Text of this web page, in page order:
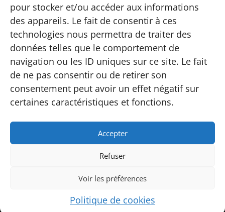
pour stocker et/ou accéder aux informations
des appareils. Le fait de consentir à ces
technologies nous permettra de traiter des
données telles que le comportement de
navigation ou les ID uniques sur ce site. Le fait
de ne pas consentir ou de retirer son
consentement peut avoir un effet négatif sur
certaines caractéristiques et fonctions.
Accepter
Refuser
Voir les préférences
Politique de cookies
Contact
Carte
FAQ
Instagram
Conditions
Conditions générales de vente
Politique de confidentialité
réservés | Écaussinnes